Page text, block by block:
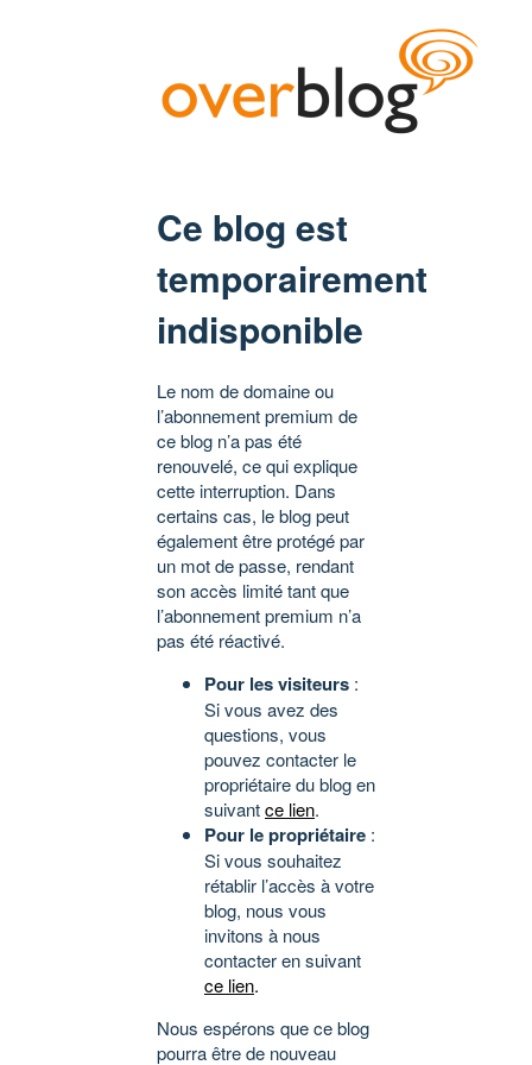
Ce blog est
temporairement
indisponible
Le nom de domaine ou
l’abonnement premium de
ce blog n’a pas été
renouvelé, ce qui explique
cette interruption. Dans
certains cas, le blog peut
également être protégé par
un mot de passe, rendant
son accès limité tant que
l’abonnement premium n’a
pas été réactivé.
Pour les visiteurs :
Si vous avez des
questions, vous
pouvez contacter le
propriétaire du blog en
suivantce lien.
Pour le propriétaire :
Si vous souhaitez
rétablir l’accès à votre
blog, nous vous
invitons à nous
contacter en suivant
ce lien.
Nous espérons que ce blog
pourra être de nouveau